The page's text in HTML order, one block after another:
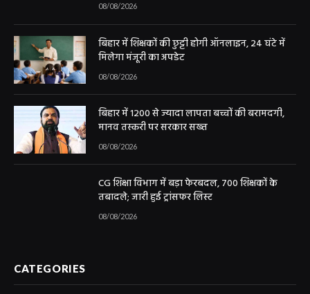
08/08/2026
बिहार में शिक्षकों की छुट्टी होगी ऑनलाइन, 24 घंटे में
मिलेगा मंजूरी का अपडेट
08/08/2026
बिहार में 1200 से ज्यादा लापता बच्चों की बरामदगी,
मानव तस्करी पर सरकार सख्त
08/08/2026
CG शिक्षा विभाग में बड़ा फेरबदल, 700 शिक्षकों के
तबादले; जारी हुई ट्रांसफर लिस्ट
08/08/2026
CATEGORIES